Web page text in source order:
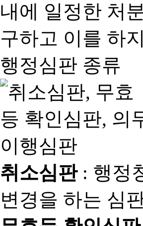
내에 일정한 처
구하고 이를 하
행정심판 종류
취소심판: 행정
변경을 하는 심